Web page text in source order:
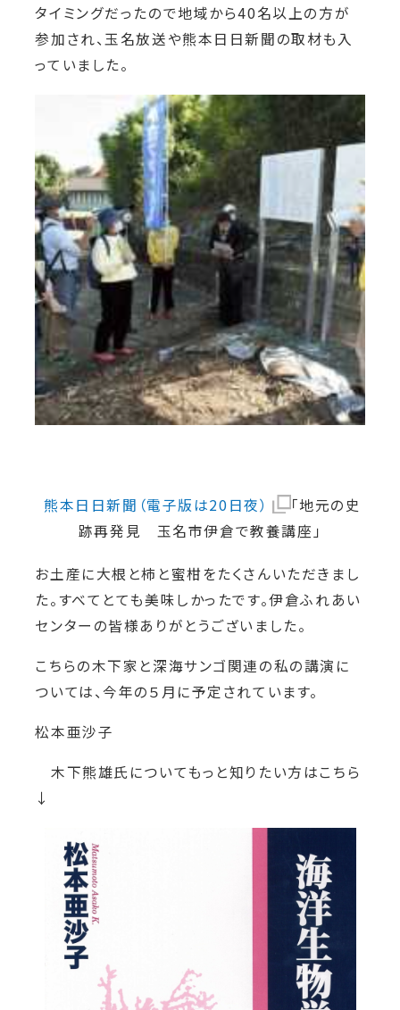
タイミングだったので地域から40名以上の方が
参加され、玉名放送や熊本日日新聞の取材も入
っていました。
熊本日日新聞（電子版は20日夜）
「地元の史
跡再発見 玉名市伊倉で教養講座」
お土産に大根と柿と蜜柑をたくさんいただきまし
た。すべてとても美味しかったです。伊倉ふれあい
センターの皆様ありがとうございました。
こちらの木下家と深海サンゴ関連の私の講演に
ついては、今年の５月に予定されています。
松本亜沙子
木下熊雄氏についてもっと知りたい方はこちら
↓